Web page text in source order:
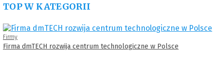
TOP W KATEGORII
Firmy
Firma dmTECH rozwija centrum technologiczne w Polsce